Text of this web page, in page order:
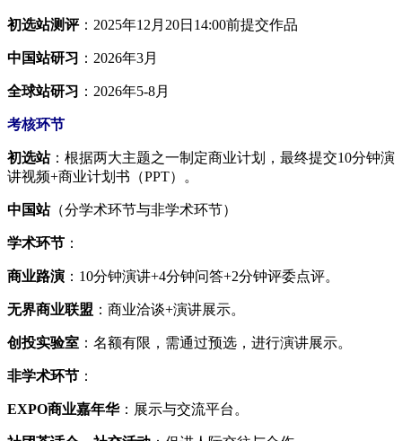
初选站测评：2025年12月20日14:00前提交作品
中国站研习 ：2026年3月
全球站研习 ：2026年5-8月
考核环节
初选站：根据两大主题之一制定商业计划，最终提交10分钟演
讲视频+商业计划书（PPT）。
中国站（分学术环节与非学术环节）
学术环节 ：
商业路演 ：10分钟演讲+4分钟问答+2分钟评委点评。
无界商业联盟 ：商业洽谈+演讲展示。
创投实验室 ：名额有限，需通过预选，进行演讲展示。
非学术环节 ：
EXPO商业嘉年华：展示与交流平台。